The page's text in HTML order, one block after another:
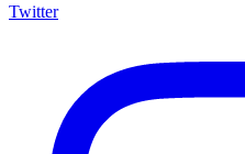
Twitter